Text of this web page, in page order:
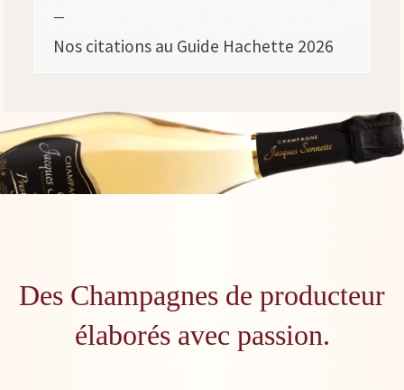
—
Nos citations au Guide Hachette 2026
Des Champagnes de producteur
élaborés avec passion.